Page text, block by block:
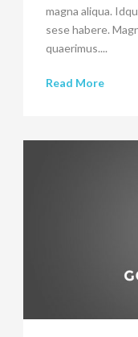
magna aliqua.
sese habere.
quaerimus....
Read More